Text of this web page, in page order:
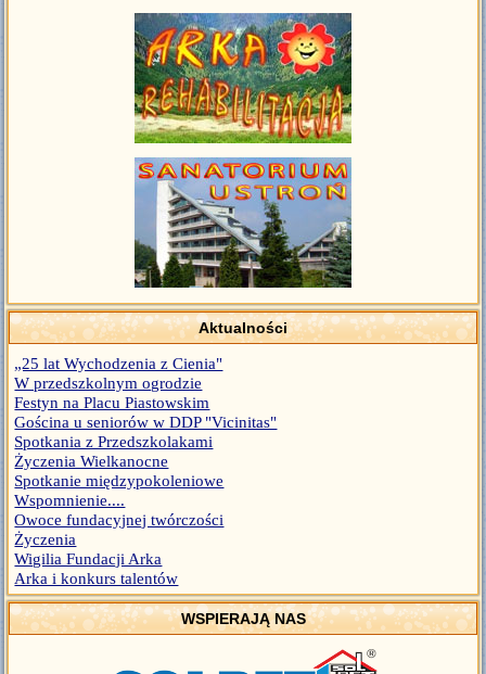
Aktualności
„25 lat Wychodzenia z Cienia"
W przedszkolnym ogrodzie
Festyn na Placu Piastowskim
Gościna u seniorów w DDP "Vicinitas"
Spotkania z Przedszkolakami
Życzenia Wielkanocne
Spotkanie międzypokoleniowe
Wspomnienie....
Owoce fundacyjnej twórczości
Życzenia
Wigilia Fundacji Arka
Arka i konkurs talentów
WSPIERAJĄ NAS